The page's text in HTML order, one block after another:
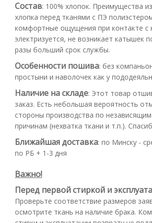
Состав: 100% хлопок. Преимущества
хлопка перед тканями с ПЭ
комфортные ощущения при контакте с
электризуется, не возникает катышек
разы больший срок службы.
Особенности пошива: без
простыни и наволочек как у
Наличие на складе: Этот товар
заказ. Есть небольшая вероятность
стороны производства по
причинам (нехватка ткани и т.п.).
Ближайшая доставка: по Минску -
по РБ + 1-3 дня
Важно!
Перед первой стиркой и
Проверьте соответствие размеров
осмотрите ткань на наличие брака.